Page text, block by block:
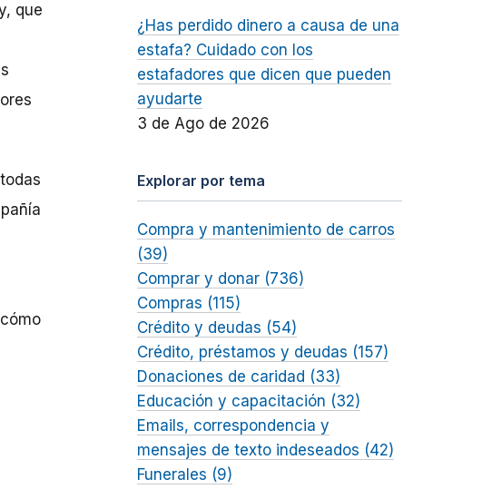
que
¿Has perdido dinero a causa de una
estafa? Cuidado con los
estafadores que dicen que pueden
ayudarte
3 de Ago de 2026
Explorar por tema
Compra y mantenimiento de carros
(39)
Comprar y donar (736)
Compras (115)
Crédito y deudas (54)
Crédito, préstamos y deudas (157)
Donaciones de caridad (33)
Educación y capacitación (32)
Emails, correspondencia y
mensajes de texto indeseados (42)
Funerales (9)